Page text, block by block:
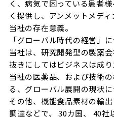
く、病気で困っている患者
く提供し、アンメットメデ
当社の存在意義。
「グローバル時代の経営」
当社は、研究開発型の製薬
抜きにしてはビジネスは成り
当社の医薬品、および技術
る、グローバル展開の現状に
その他、機能食品素材の輸
調達などで、 30カ国、 40